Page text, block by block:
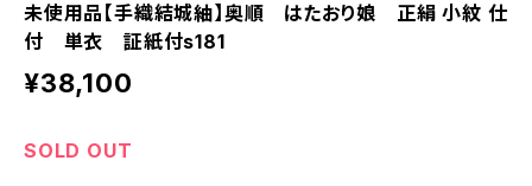
未使用品【手織結城紬】奥順 はたおり娘 正絹 小紋 仕
付 単衣 証紙付s181
¥38,100
SOLD OUT